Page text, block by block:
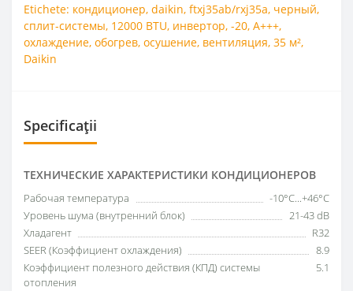
Etichete: кондиционер, daikin, ftxj35ab/rxj35a, черный,
сплит-системы, 12000 BTU, инвертор, -20, A+++,
охлаждение, обогрев, осушение, вентиляция, 35 м²,
Daikin
Specificații
ТЕХНИЧЕСКИЕ ХАРАКТЕРИСТИКИ КОНДИЦИОНЕРОВ
Рабочая температура
-10°C...+46°C
Уровень шума (внутренний блок)
21-43 dB
Хладагент
R32
SEER (Коэффициент охлаждения)
8.9
Коэффициент полезного действия (КПД) системы
отопления
5.1